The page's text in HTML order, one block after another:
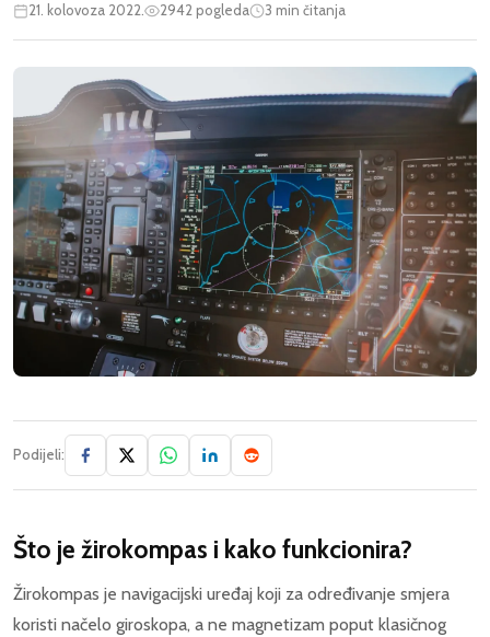
21. kolovoza 2022. 2942pogleda 3 min čitanja
Podijeli:
Što je žirokompas i kako funkcionira?
Žirokompas je navigacijski uređaj koji za određivanje smjera
koristi načelo giroskopa, a ne magnetizam poput klasičnog